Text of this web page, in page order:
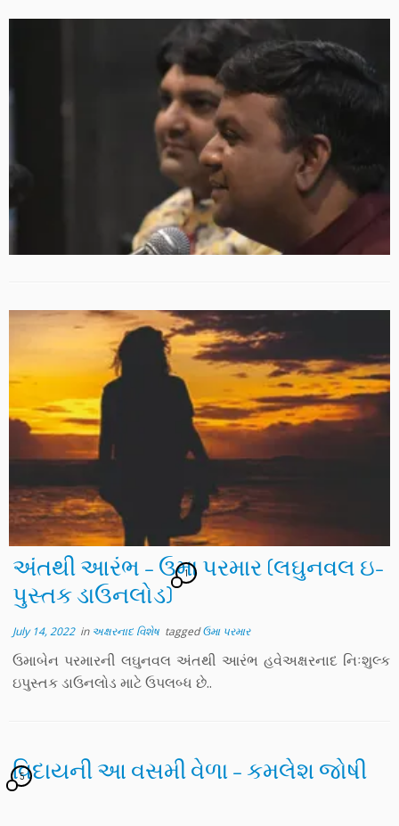
અંતથી આરંભ – ઉમા પરમાર (લઘુનવલ ઇ-
પુસ્તક ડાઉનલોડ)
1
July 14, 2022in અક્ષરનાદ વિશેષ taggedઉમા પરમાર
ઉમાબેન પરમારની લઘુનવલ અંતથી આરંભ હવેઅક્ષરનાદ નિઃશુલ્ક
ઇપુસ્તક ડાઉનલોડ માટે ઉપલબ્ધ છે..
વિદાયની આ વસમી વેળા – કમલેશ જોષી
5